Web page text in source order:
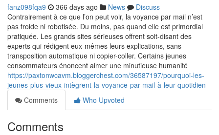
fanz098fqa9 366 days ago News
Discuss
Contrairement à ce que l’on peut voir, la voyance par mail n’est
pas froide ni robotisée. Du moins, pas quand elle est primordial
pratiquée. Les grands sites sérieuses offrent soit-disant des
experts qui rédigent eux-mêmes leurs explications, sans
transposition automatique ni copier-coller. Certains jeunes
consommateurs énoncent aimer une minutieuse humanité
https://paxtonwcavm.bloggerchest.com/36587197/pourquoi-les-
jeunes-plus-vieux-intègrent-la-voyance-par-mail-à-leur-quotidien
Comments
Who Upvoted
Comments